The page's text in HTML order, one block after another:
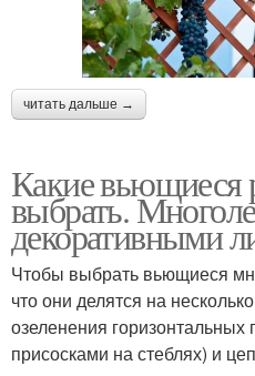
читать дальше →
Какие вьющиеся
выбрать.
декоративными
Чтобы выбрать вьющиеся
что они делятся на
озеленения
присосками на стеблях) и